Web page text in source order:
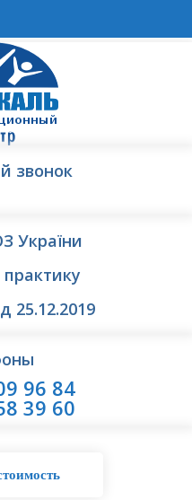
звонок
України
25.12.2019
96 84
39 60